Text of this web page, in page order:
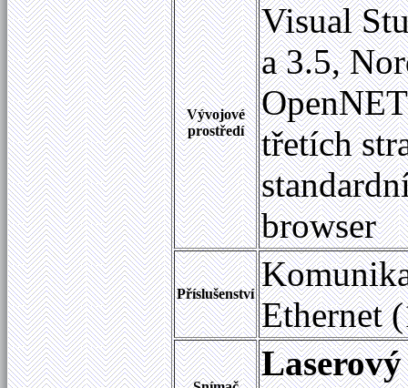
Vývojové
prostředí
Visual
a 3.5,
třetích
browser
Příslušenství
Ethernet
Laserový